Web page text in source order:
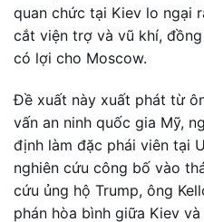
quan chức tại Kiev lo ngại
cắt viện trợ và vũ khí,
có lợi cho Moscow.
Đề xuất này xuất phát từ
vấn an ninh quốc gia Mỹ,
định làm đặc phái viên tại
nghiên cứu công bố vào
cứu ủng hộ Trump, ông
phán hòa bình giữa Kiev